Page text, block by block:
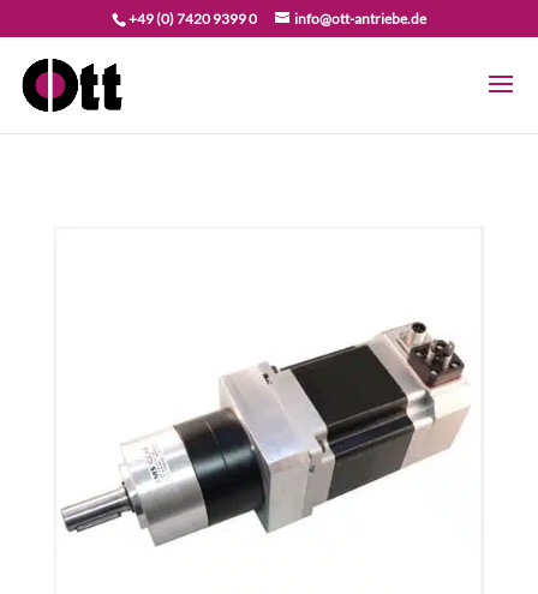
+49 (0) 7420 9399 0 info@ott-antriebe.de